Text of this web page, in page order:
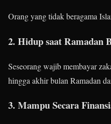
Orang yang tidak beragama
2. Hidup saat Ramadan
Seseorang wajib membayar
hingga akhir bulan Ramadan
3. Mampu Secara